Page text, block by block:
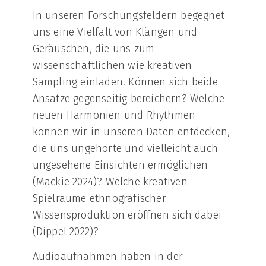
In unseren Forschungsfeldern begegnet
uns eine Vielfalt von Klängen und
Geräuschen, die uns zum
wissenschaftlichen wie kreativen
Sampling einladen. Können sich beide
Ansätze gegenseitig bereichern? Welche
neuen Harmonien und Rhythmen
können wir in unseren Daten entdecken,
die uns ungehörte und vielleicht auch
ungesehene Einsichten ermöglichen
(Mackie 2024)? Welche kreativen
Spielräume ethnografischer
Wissensproduktion eröffnen sich dabei
(Dippel 2022)?
Audioaufnahmen haben in der